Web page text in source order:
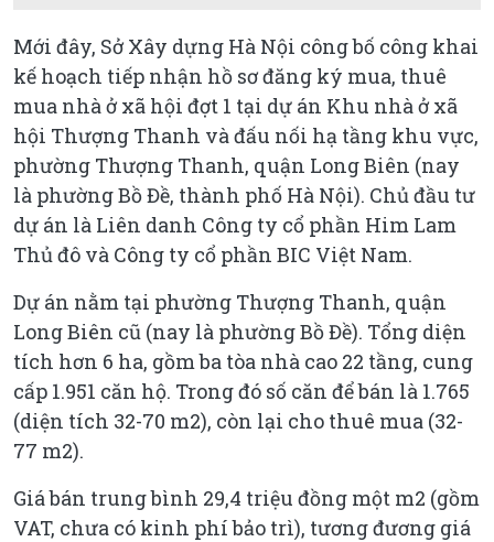
Mới đây, Sở Xây dựng Hà Nội công bố công khai
kế hoạch tiếp nhận hồ sơ đăng ký mua, thuê
mua nhà ở xã hội đợt 1 tại dự án Khu nhà ở xã
hội Thượng Thanh và đấu nối hạ tầng khu vực,
phường Thượng Thanh, quận Long Biên (nay
là phường Bồ Đề, thành phố Hà Nội). Chủ đầu tư
dự án là Liên danh Công ty cổ phần Him Lam
Thủ đô và Công ty cổ phần BIC Việt Nam.
Dự án nằm tại phường Thượng Thanh, quận
Long Biên cũ (nay là phường Bồ Đề). Tổng diện
tích hơn 6 ha, gồm ba tòa nhà cao 22 tầng, cung
cấp 1.951 căn hộ. Trong đó số căn để bán là 1.765
(diện tích 32-70 m2), còn lại cho thuê mua (32-
77 m2).
Giá bán trung bình 29,4 triệu đồng một m2 (gồm
VAT, chưa có kinh phí bảo trì), tương đương giá